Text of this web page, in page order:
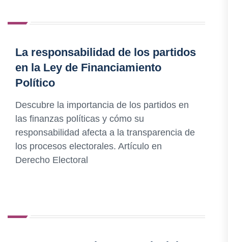
La responsabilidad de los partidos
en la Ley de Financiamiento
Político
Descubre la importancia de los partidos en
las finanzas políticas y cómo su
responsabilidad afecta a la transparencia de
los procesos electorales. Artículo en
Derecho Electoral